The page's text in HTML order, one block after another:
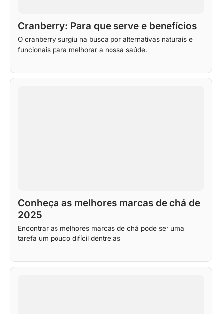
Cranberry: Para que serve e benefícios
O cranberry surgiu na busca por alternativas naturais e
funcionais para melhorar a nossa saúde.
Conheça as melhores marcas de chá de
2025
Encontrar as melhores marcas de chá pode ser uma
tarefa um pouco difícil dentre as